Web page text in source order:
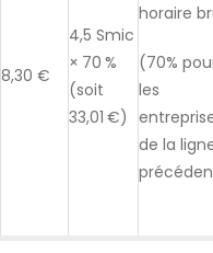
8,30 €
4,5 Smic
× 70 %
(soit
33,01 €)
horaire
(70%
les
de la